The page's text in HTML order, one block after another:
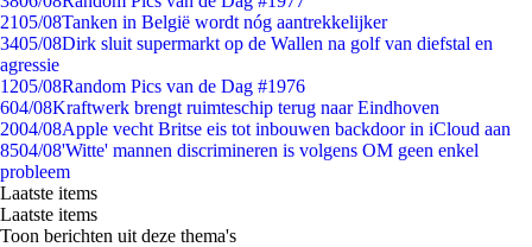
2105/08Tanken in België wordt nóg aantrekkelijker
3405/08Dirk sluit supermarkt op de Wallen na golf van diefstal en
agressie
1205/08Random Pics van de Dag #1976
604/08Kraftwerk brengt ruimteschip terug naar Eindhoven
2004/08Apple vecht Britse eis tot inbouwen backdoor in iCloud aan
8504/08'Witte' mannen discrimineren is volgens OM geen enkel
probleem
Laatste items
Laatste items
Toon berichten uit deze thema's